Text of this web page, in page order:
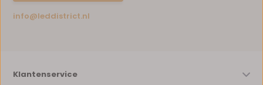
info@leddistrict.nl
Klantenservice